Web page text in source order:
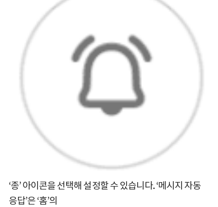
‘종’ 아이콘을 선택해 설정할 수 있습니다. ‘메시지 자동
응답’은 ‘홈’의